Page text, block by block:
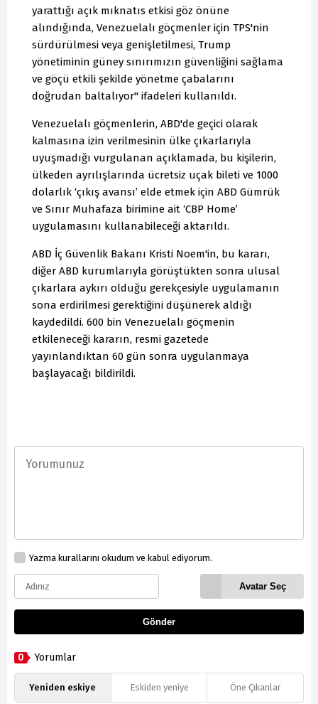
yarattığı açık mıknatıs etkisi göz önüne
alındığında, Venezuelalı göçmenler için TPS'nin
sürdürülmesi veya genişletilmesi, Trump
yönetiminin güney sınırımızın güvenliğini sağlama
ve göçü etkili şekilde yönetme çabalarını
doğrudan baltalıyor" ifadeleri kullanıldı.
Venezuelalı göçmenlerin, ABD'de geçici olarak
kalmasına izin verilmesinin ülke çıkarlarıyla
uyuşmadığı vurgulanan açıklamada, bu kişilerin,
ülkeden ayrılışlarında ücretsiz uçak bileti ve 1000
dolarlık ‘çıkış avansı’ elde etmek için ABD Gümrük
ve Sınır Muhafaza birimine ait ‘CBP Home’
uygulamasını kullanabileceği aktarıldı.
ABD İç Güvenlik Bakanı Kristi Noem'in, bu kararı,
diğer ABD kurumlarıyla görüştükten sonra ulusal
çıkarlara aykırı olduğu gerekçesiyle uygulamanın
sona erdirilmesi gerektiğini düşünerek aldığı
kaydedildi. 600 bin Venezuelalı göçmenin
etkileneceği kararın, resmi gazetede
yayınlandıktan 60 gün sonra uygulanmaya
başlayacağı bildirildi.
Yazma kurallarını okudum ve kabul ediyorum.
Avatar Seç
Gönder
0 Yorumlar
Yeniden eskiye Eskiden yeniye Öne Çıkanlar